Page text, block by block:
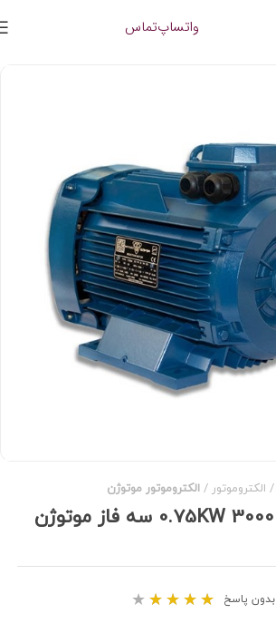
واتساپتماس
الکتروموتور الکتروموتور موتوژن
بدون پاسخ ★
★
★
★
★